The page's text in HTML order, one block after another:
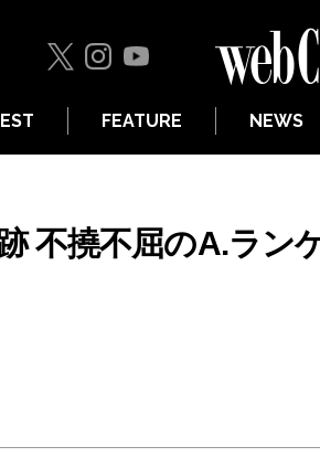
FEATURE NEWS
不撓不屈のA.ラン